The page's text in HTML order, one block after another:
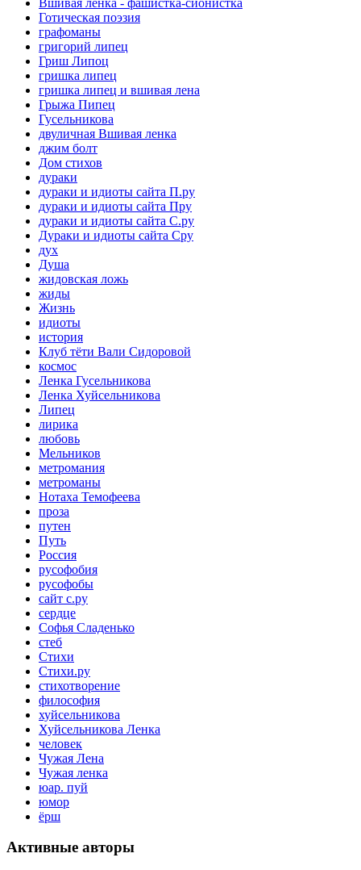
Готическая поэзия
графоманы
григорий липец
Гриш Липоц
гришка липец
гришка липец и вшивая лена
Грыжа Пипец
Гусельникова
двуличная Вшивая ленка
джим болт
Дом стихов
дураки
дураки и идиоты сайта П.ру
дураки и идиоты сайта Пру
дураки и идиоты сайта С.ру
Дураки и идиоты сайта Сру
дух
Душа
жидовская ложь
жиды
Жизнь
идиоты
история
Клуб тёти Вали Сидоровой
космос
Ленка Гусельникова
Ленка Хуйсельникова
Липец
лирика
любовь
Мельников
метромания
метроманы
Нотаха Темофеева
проза
путен
Путь
Россия
русофобия
русофобы
сайт с.ру
сердце
Софья Сладенько
стеб
Стихи
Стихи.ру
стихотворение
философия
хуйсельникова
Хуйсельникова Ленка
человек
Чужая Лена
Чужая ленка
юар. пуй
юмор
ёрш
Активные авторы